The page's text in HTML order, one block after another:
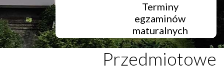
Terminy
egzaminów
maturalnych
Przedmiotowe